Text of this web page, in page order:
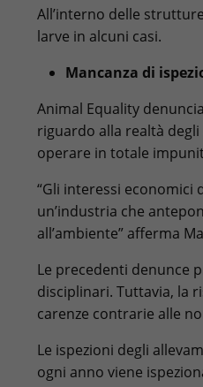
All’interno delle
larve in alcuni casi.
Mancanza di
Animal Equality
riguardo alla realtà
operare in totale
“Gli interessi economici
un’industria che
all’ambiente” afferma
Le precedenti denunce
disciplinari. Tuttavia, la
carenze contrarie alle
Le ispezioni degli
ogni anno viene